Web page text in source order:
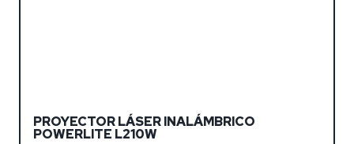
PROYECTOR LÁSER INALÁMBRICO
POWERLITE L210W